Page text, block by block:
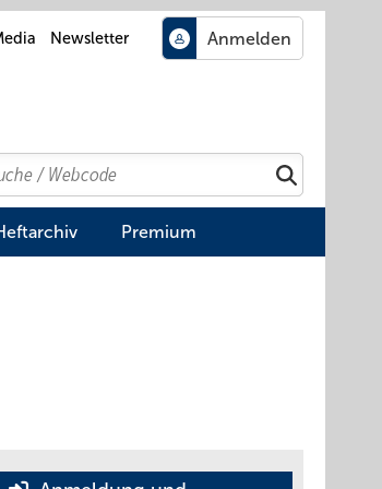
Newsletter
Premium